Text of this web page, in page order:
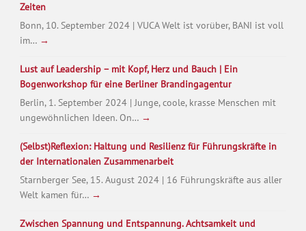
Zeiten
Bonn, 10. September 2024 | VUCA Welt ist vorüber, BANI ist voll
im… →
Lust auf Leadership – mit Kopf, Herz und Bauch | Ein
Bogenworkshop für eine Berliner Brandingagentur
Berlin, 1. September 2024 | Junge, coole, krasse Menschen mit
ungewöhnlichen Ideen. On… →
(Selbst)Reflexion: Haltung und Resilienz für Führungskräfte in
der Internationalen Zusammenarbeit
Starnberger See, 15. August 2024 | 16 Führungskräfte aus aller
Welt kamen für… →
Zwischen Spannung und Entspannung. Achtsamkeit und